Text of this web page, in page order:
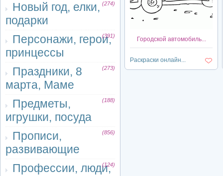
Новый год, елки,
подарки
(274)
Персонажи, герои,
принцессы
(391)
Праздники, 8
марта, Маме
(273)
Предметы,
игрушки, посуда
(188)
Прописи,
развивающие
(856)
Профессии, люди,
(124)
Городской автомобиль...
Раскраски онлайн...